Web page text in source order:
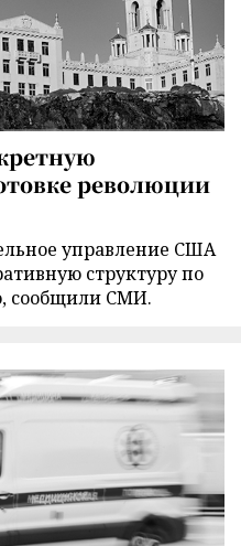
революции
управление США
структуру по
сообщили СМИ.